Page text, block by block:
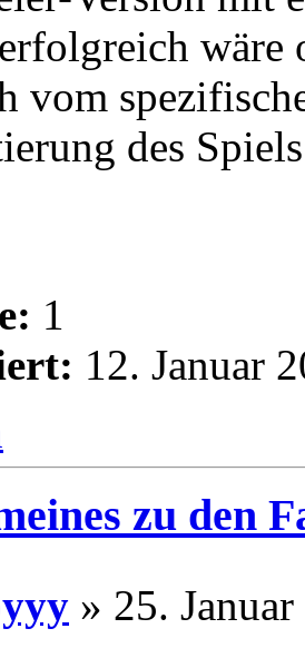
wäre
vom
des
1
12. Januar
zu den
» 25.